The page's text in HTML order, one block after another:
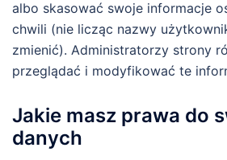
albo skasować swoje informacje
chwili (nie licząc nazwy
zmienić). Administratorzy strony
przeglądać i modyfikować te
Jakie masz prawa do
danych